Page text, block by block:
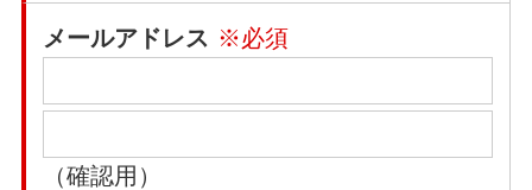
メールアドレス ※必須
（確認用）